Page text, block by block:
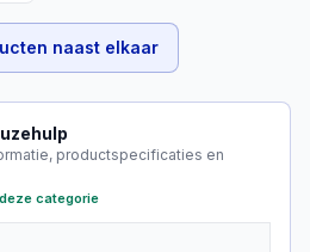
naast elkaar
productspecificaties en
categorie